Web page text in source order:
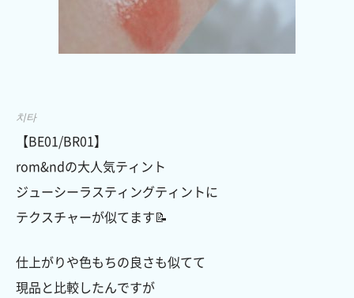
치타
【BE01/BR01】
rom&ndの大人気ティント
ジューシーラスティングティントに
テクスチャーが似てます📝
仕上がりや色もちの良さも似てて
現品と比較したんですが